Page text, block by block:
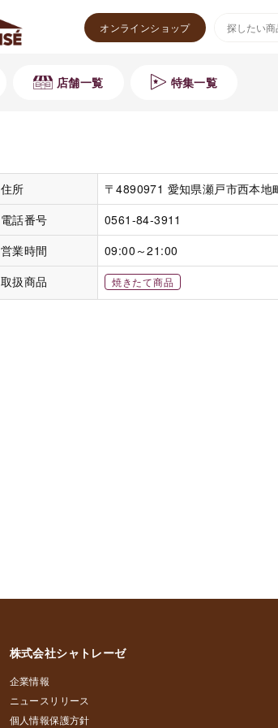
オンラインショップ
店舗一覧 特集一覧
住所
〒4890971 愛知県瀬戸市西本地
電話番号
0561-84-3911
営業時間
09:00～21:00
取扱商品
焼きたて商品
株式会社シャトレーゼ
企業情報
ニュースリリース
個人情報保護方針